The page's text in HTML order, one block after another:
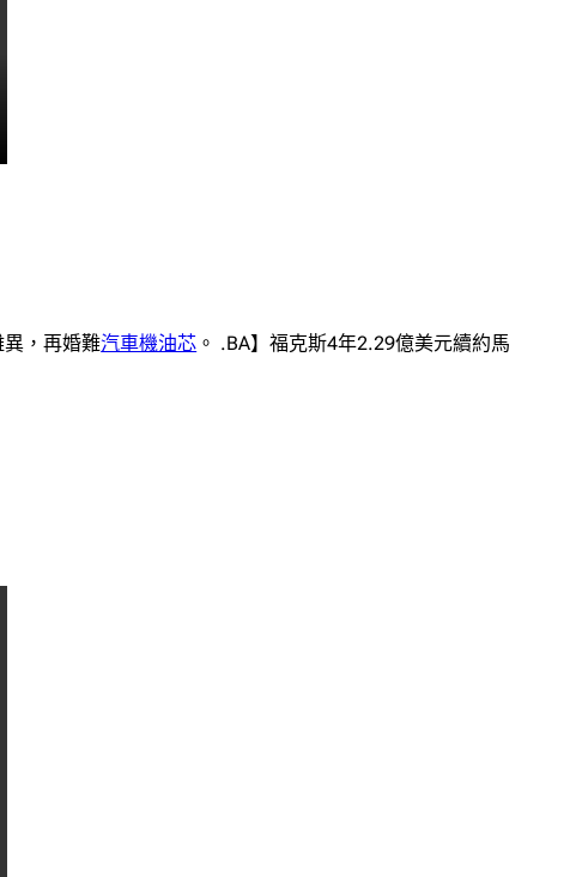
，再婚難汽車機油芯 。 .BA】福克斯4年2.29億美元續約馬